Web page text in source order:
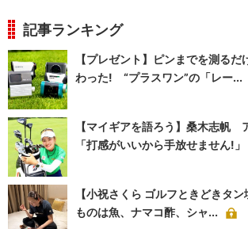
記事ランキング
【プレゼント】ピンまでを測る
わった! “プラスワン”の「レー...
【マイギアを語ろう】桑木志帆
「打感がいいから手放せません!」
【小祝さくら ゴルフときどきタ
ものは魚、ナマコ酢、シャ...